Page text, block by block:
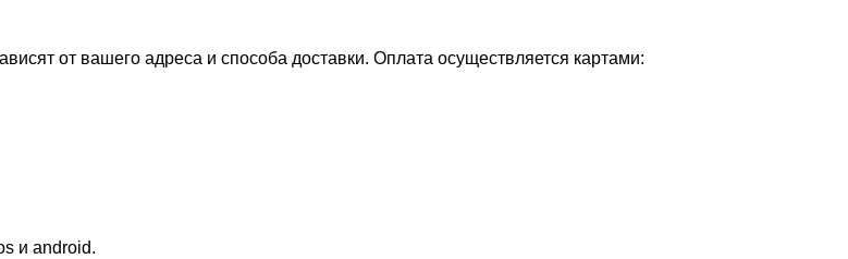
от вашего адреса и способа доставки. Оплата осуществляется картами:
и android.